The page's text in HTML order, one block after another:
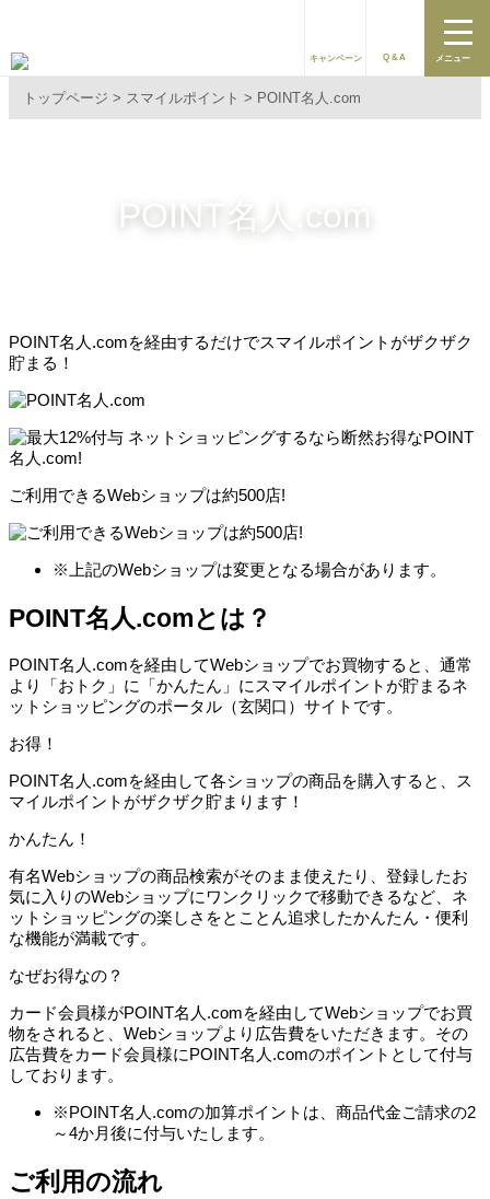
キャンペーン Q&A メニュー
トップページ スマイルポイント POINT名人.com
POINT名人.com
POINT名人.comを経由するだけでスマイルポイントがザクザク
貯まる！
ご利用できるWebショップは約500店!
※上記のWebショップは変更となる場合があります。
POINT名人.comとは？
POINT名人.comを経由してWebショップでお買物すると、通常
より「おトク」に「かんたん」にスマイルポイントが貯まるネ
ットショッピングのポータル（玄関口）サイトです。
お得！
POINT名人.comを経由して各ショップの商品を購入すると、ス
マイルポイントがザクザク貯まります！
かんたん！
有名Webショップの商品検索がそのまま使えたり、登録したお
気に入りのWebショップにワンクリックで移動できるなど、ネ
ットショッピングの楽しさをとことん追求したかんたん・便利
な機能が満載です。
なぜお得なの？
カード会員様がPOINT名人.comを経由してWebショップでお買
物をされると、Webショップより広告費をいただきます。その
広告費をカード会員様にPOINT名人.comのポイントとして付与
しております。
※POINT名人.comの加算ポイントは、商品代金ご請求の2
～4か月後に付与いたします。
ご利用の流れ